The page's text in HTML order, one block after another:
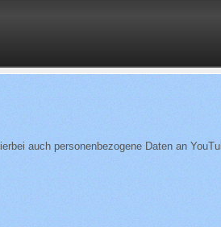
auch personenbezogene Daten an